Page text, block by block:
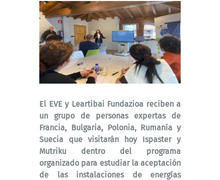
El EVE y Leartibai Fundazioa reciben a
un grupo de personas expertas de
Francia, Bulgaria, Polonia, Rumanía y
Suecia que visitarán hoy Ispaster y
Mutriku dentro del programa
organizado para estudiar la aceptación
de las instalaciones de energías